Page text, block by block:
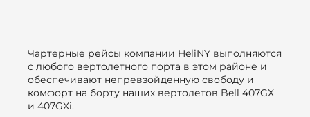
Чартерные рейсы компании HeliNY выполняются
с любого вертолетного порта в этом районе и
обеспечивают непревзойденную свободу и
комфорт на борту наших вертолетов Bell 407GX
и 407GXi.